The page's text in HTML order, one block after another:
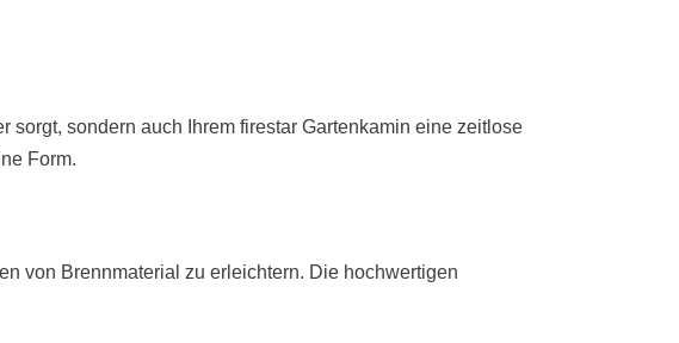
sondern auch Ihrem firestar Gartenkamin eine zeitlose
Form.
von Brennmaterial zu erleichtern. Die hochwertigen